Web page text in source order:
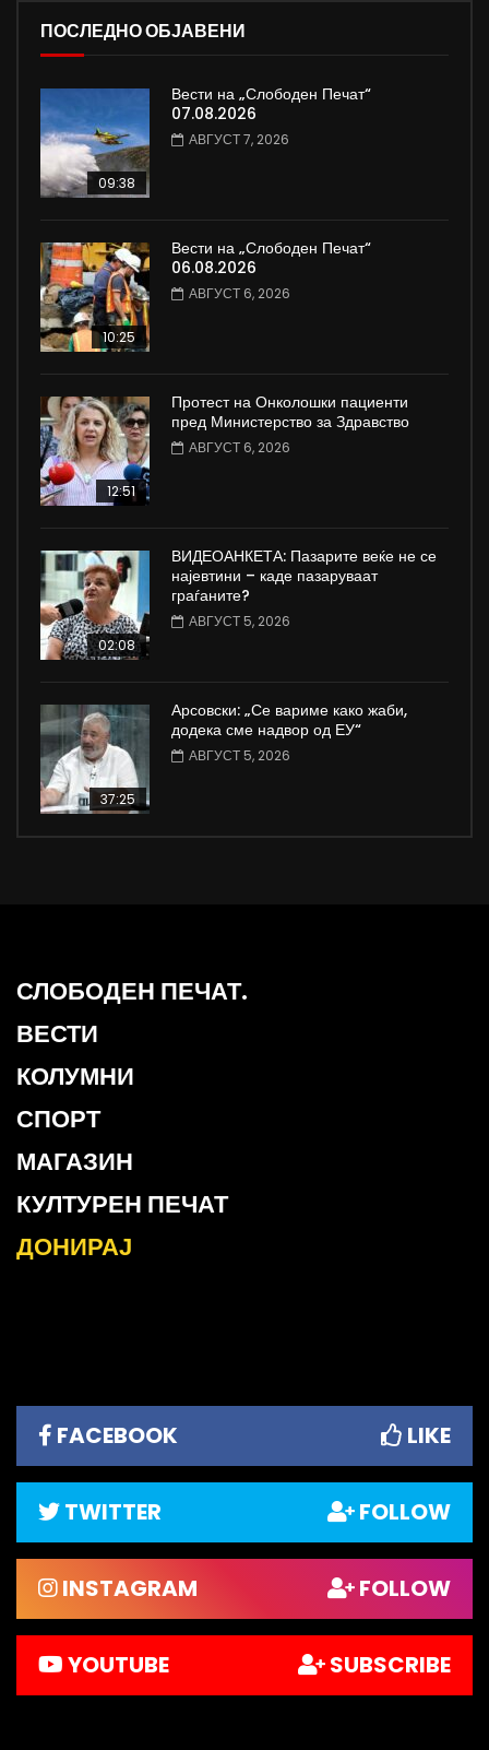
ПОСЛЕДНО ОБЈАВЕНИ
09:38
Вести на „Слободен Печат“
07.08.2026
АВГУСТ 7, 2026
10:25
Вести на „Слободен Печат“
06.08.2026
АВГУСТ 6, 2026
12:51
Протест на Онколошки пациенти
пред Министерство за Здравство
АВГУСТ 6, 2026
02:08
ВИДЕОАНКЕТА: Пазарите веќе не се
најевтини – каде пазаруваат
граѓаните?
АВГУСТ 5, 2026
37:25
Арсовски: „Се вариме како жаби,
додека сме надвор од ЕУ“
АВГУСТ 5, 2026
СЛОБОДЕН ПЕЧАТ.
ВЕСТИ
КОЛУМНИ
СПОРТ
МАГАЗИН
КУЛТУРЕН ПЕЧАТ
ДОНИРАЈ
FACEBOOK LIKE
TWITTER FOLLOW
INSTAGRAM FOLLOW
YOUTUBE SUBSCRIBE